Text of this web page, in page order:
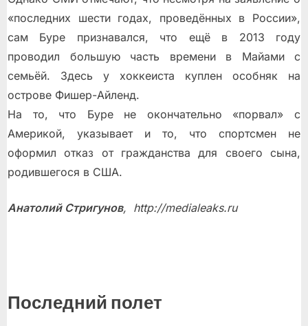
«последних шести годах, проведённых в России»,
сам Буре признавался, что ещё в 2013 году
проводил большую часть времени в Майами с
семьёй. Здесь у хоккеиста куплен особняк на
острове Фишер-Айленд.
На то, что Буре не окончательно «порвал» с
Америкой, указывает и то, что спортсмен не
оформил отказ от гражданства для своего сына,
родившегося в США.
Анатолий Стригунов, http://medialeaks.ru
Последний полет